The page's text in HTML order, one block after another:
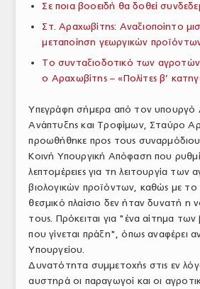
ΠΑΡΑΓΩΓΗ & ΕΜΠΟΡΙΑ
ΣΦΑΓΕΙΑ
ΠΡΩΤΕΣ ΥΛΕΣ
ΥΠΗΡΕΣΙΕΣ
ΕΜΠΟΡΙΚΟΙ ΑΝΤΙΠΡΟΣΩΠΟΙ
ΝΟΜΟΘΕΣΙΑ
ΕΛΛΗΝΙΚΗ ΝΟΜΟΘΕΣΙΑ
ΕΥΡΩΠΑΪΚΗ ΝΟΜΟΘΕΣΙΑ
ΤΟ ΠΕΡΙΟΔΙΚΟ
Σε ποια βοοειδή θα δοθεί
Στ. Αραχωβίτης: Αναξιοποίητο
μεταποίηση γεωργικών
Το συνταξιοδοτικό των αγροτών
ο Αραχωβίτης – «Πολίτες β’
Υπεγράφη σήμερα από τον υπουργό
Ανάπτυξης και Τροφίμων, Σταύρο
προωθήθηκε προς τους
Κοινή Υπουργική Απόφαση που
λεπτομέρειες για τη λειτουργία
βιολογικών προϊόντων, καθώς με το
θεσμικό πλαίσιο δεν ήταν δυνατή η
τους. Πρόκειται για "ένα αίτημα των
που γίνεται πράξη", όπως αναφέρει
Υπουργείου.
Δυνατότητα συμμετοχής στις εν
αυστηρά οι παραγωγοί και οι